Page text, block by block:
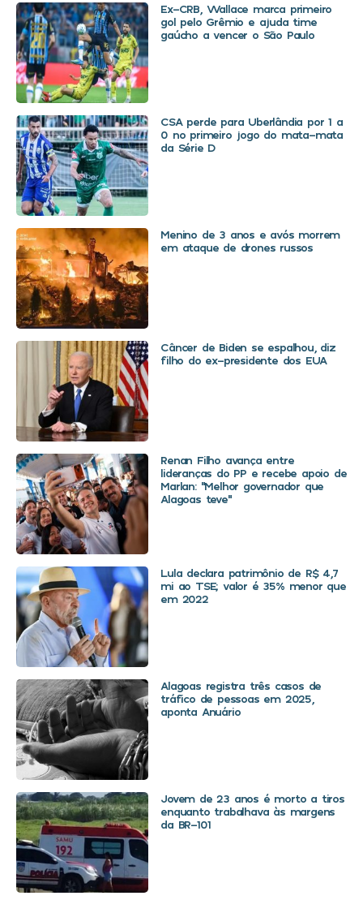
Ex-CRB, Wallace marca primeiro
gol pelo Grêmio e ajuda time
gaúcho a vencer o São Paulo
CSA perde para Uberlândia por 1 a
0 no primeiro jogo do mata-mata
da Série D
Menino de 3 anos e avós morrem
em ataque de drones russos
Câncer de Biden se espalhou, diz
filho do ex-presidente dos EUA
Renan Filho avança entre
lideranças do PP e recebe apoio de
Marlan: “Melhor governador que
Alagoas teve”
Lula declara patrimônio de R$ 4,7
mi ao TSE; valor é 35% menor que
em 2022
Alagoas registra três casos de
tráfico de pessoas em 2025,
aponta Anuário
Jovem de 23 anos é morto a tiros
enquanto trabalhava às margens
da BR-101